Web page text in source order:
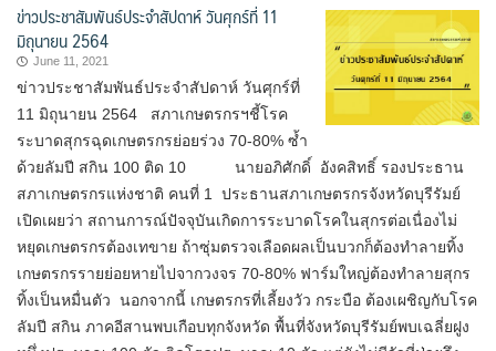
ข่าวประชาสัมพันธ์ประจำสัปดาห์ วันศุกร์ที่ 11
มิถุนายน 2564
June 11, 2021
ข่าวประชาสัมพันธ์ประจำสัปดาห์ วันศุกร์ที่
11 มิถุนายน 2564 สภาเกษตรกรฯชี้โรค
ระบาดสุกรฉุดเกษตรกรย่อยร่วง 70-80% ซ้ำ
ด้วยลัมปี สกิน 100 ติด 10 นายอภิศักดิ์ อังคสิทธิ์ รองประธาน
สภาเกษตรกรแห่งชาติ คนที่ 1 ประธานสภาเกษตรกรจังหวัดบุรีรัมย์
เปิดเผยว่า สถานการณ์ปัจจุบันเกิดการระบาดโรคในสุกรต่อเนื่องไม่
หยุดเกษตรกรต้องเทขาย ถ้าซุ่มตรวจเลือดผลเป็นบวกก็ต้องทำลายทิ้ง
เกษตรกรรายย่อยหายไปจากวงจร 70-80% ฟาร์มใหญ่ต้องทำลายสุกร
ทิ้งเป็นหมื่นตัว นอกจากนี้ เกษตรกรที่เลี้ยงวัว กระบือ ต้องเผชิญกับโรค
ลัมปี สกิน ภาคอีสานพบเกือบทุกจังหวัด พื้นที่จังหวัดบุรีรัมย์พบเฉลี่ยฝูง